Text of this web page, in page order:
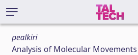
pealkiri
Analysis of Molecular